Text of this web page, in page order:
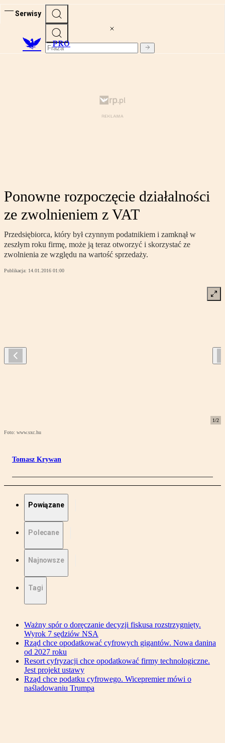
Serwisy
PRO
Ponowne rozpoczęcie działalności
ze zwolnieniem z VAT
Przedsiębiorca, który był czynnym podatnikiem i zamknął w
zeszłym roku firmę, może ją teraz otworzyć i skorzystać ze
zwolnienia ze względu na wartość sprzedaży.
Publikacja: 14.01.2016 01:00
1/2
Foto: www.sxc.hu
Tomasz Krywan
Powiązane
Polecane
Najnowsze
Tagi
Ważny spór o doręczanie decyzji fiskusa rozstrzygnięty.
Wyrok 7 sędziów NSA
Rząd chce opodatkować cyfrowych gigantów. Nowa danina
od 2027 roku
Resort cyfryzacji chce opodatkować firmy technologiczne.
Jest projekt ustawy
Rząd chce podatku cyfrowego. Wicepremier mówi o
naśladowaniu Trumpa